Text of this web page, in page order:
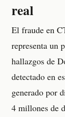
real
El fraude en
representa un
hallazgos de
detectado en
generado por
4 millones de